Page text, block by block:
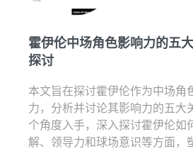
霍伊伦中场角色影响力的五
探讨
本文旨在探讨霍伊伦作为中场角
力，分析并讨论其影响力的五大
个角度入手，深入探讨霍伊伦如
解、领导力和球场意识等方面，